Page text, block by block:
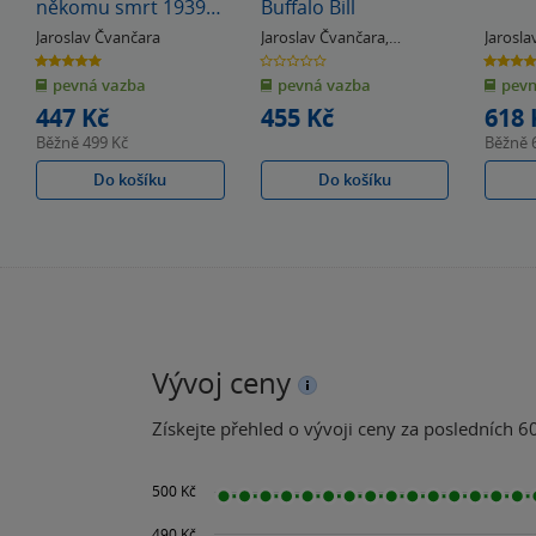
někomu smrt 1939-
1941
Jaroslav Čvančara
5.0
z
5
hvězdiček
pevná vazba
447 Kč
Běžně499 Kč
Do košíku
Buffalo Bill
Jaroslav Čvančara,
Miroslav Čvančara
0.0
z
5
hvězdiček
pevná vazba
455 Kč
Do košíku
5.0
z
5
618
Běžně
Vývoj ceny
Získejte přehled o vývoji ceny za posledních